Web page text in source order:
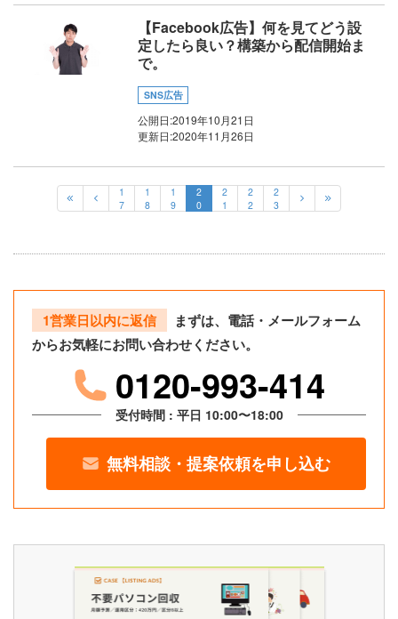
【Facebook広告】何を見てどう設
定したら良い？構築から配信開始ま
で。
SNS広告
公開日:2019年10月21日
更新日:2020年11月26日
1
7
1
8
1
9
2
0
2
1
2
2
2
3
1営業日以内に返信
まずは、電話・メールフォーム
からお気軽にお問い合わせください。
0120-993-414
受付時間 : 平日 10:00〜18:00
無料相談・提案依頼を申し込む